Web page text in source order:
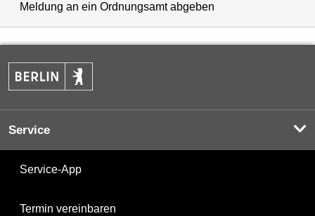
Meldung an ein Ordnungsamt abgeben
Service
Service-App
Termin vereinbaren